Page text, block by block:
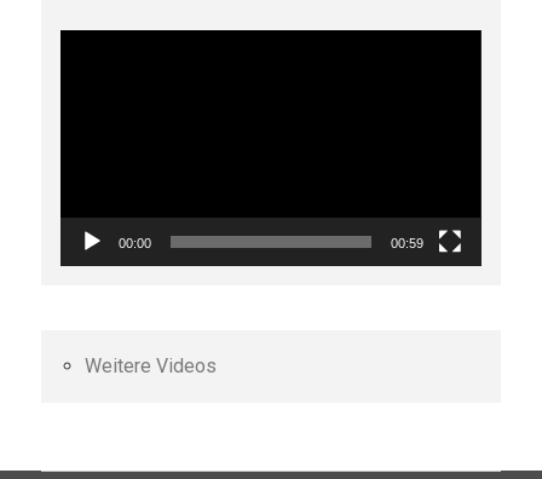
00:00 00:59
Weitere Videos